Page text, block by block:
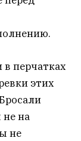
перчатках
этих
на
не